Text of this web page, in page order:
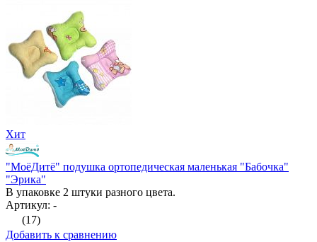
Хит
"МоёДитё" подушка ортопедическая маленькая "Бабочка"
"Эрика"
В упаковке 2 штуки разного цвета.
Артикул: -
(17)
Добавить к сравнению